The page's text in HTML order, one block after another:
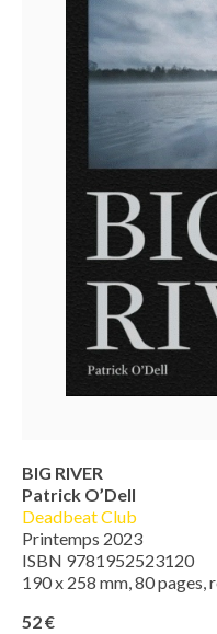
BIG RIVER
Patrick O’Dell
Deadbeat Club
Printemps 2023
ISBN 9781952523120
190 x 258 mm, 80 pages,
52 €